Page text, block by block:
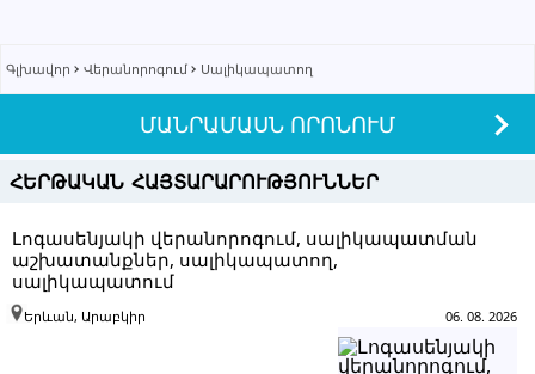
Գլխավոր Վերանորոգում Սալիկապատող
ՄԱՆՐԱՄԱՍՆ ՈՐՈՆՈՒՄ
ՀԵՐԹԱԿԱՆ ՀԱՅՏԱՐԱՐՈՒԹՅՈՒՆՆԵՐ
Լոգասենյակի վերանորոգում, սալիկապատման
աշխատանքներ, սալիկապատող,
սալիկապատում
06. 08. 2026
Երևան, Արաբկիր